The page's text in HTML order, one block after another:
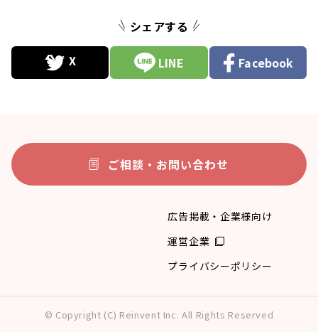
シェアする
LINE Facebook
ご相談・お問い合わせ
広告掲載・企業様向け
運営企業
プライバシーポリシー
© Copyright (C) Reinvent Inc. All Rights Reserved